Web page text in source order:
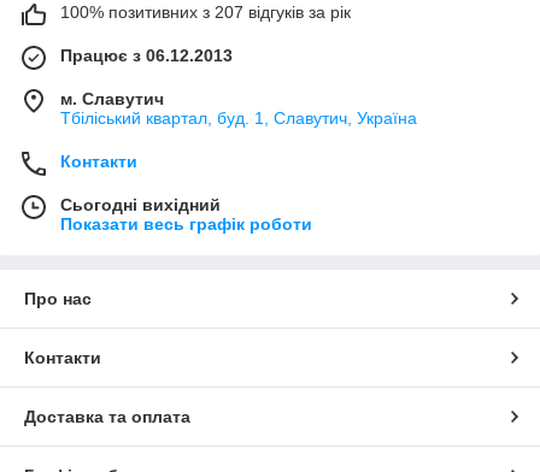
100% позитивних з 207 відгуків за рік
Працює з 06.12.2013
м. Славутич
Тбіліський квартал, буд. 1, Славутич, Україна
Контакти
Сьогодні вихідний
Показати весь графік роботи
Про нас
Контакти
Доставка та оплата